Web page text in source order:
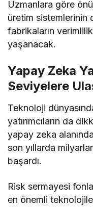
Uzmanlara göre
üretim sistemlerinin
fabrikaların
yaşanacak.
Yapay Zeka
Seviyelere
Teknoloji
yatırımcıların da
yapay zeka
son yıllarda
başardı.
Risk sermayesi
en önemli